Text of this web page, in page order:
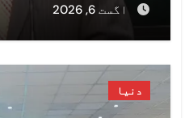
اگست 6, 2026
دنیا